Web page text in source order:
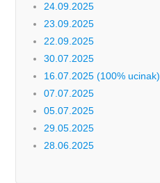
24.09.2025
23.09.2025
22.09.2025
30.07.2025
16.07.2025 (100% ucinak)
07.07.2025
05.07.2025
29.05.2025
28.06.2025